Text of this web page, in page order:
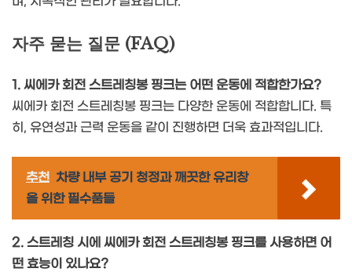
자주 묻는 질문 (FAQ)
1. 씨에카 회전 스트레칭봉 핑크는 어떤 운동에 적합한가요?
씨에카 회전 스트레칭봉 핑크는 다양한 운동에 적합합니다. 특
히, 유연성과 근력 운동을 같이 진행하면 더욱 효과적입니다.
추천 차량 내부 공기 청정과 깨끗한 유리창
을 위한 필수품들
2. 스트레칭 시에 씨에카 회전 스트레칭봉 핑크를 사용하면 어
떤 효능이 있나요?